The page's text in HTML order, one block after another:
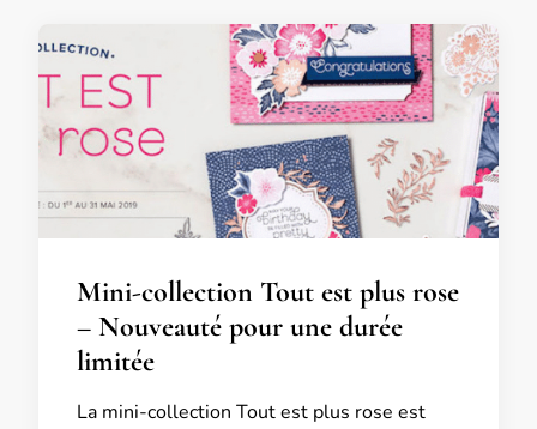
Mini-collection Tout est plus rose
– Nouveauté pour une durée
limitée
La mini-collection Tout est plus rose est